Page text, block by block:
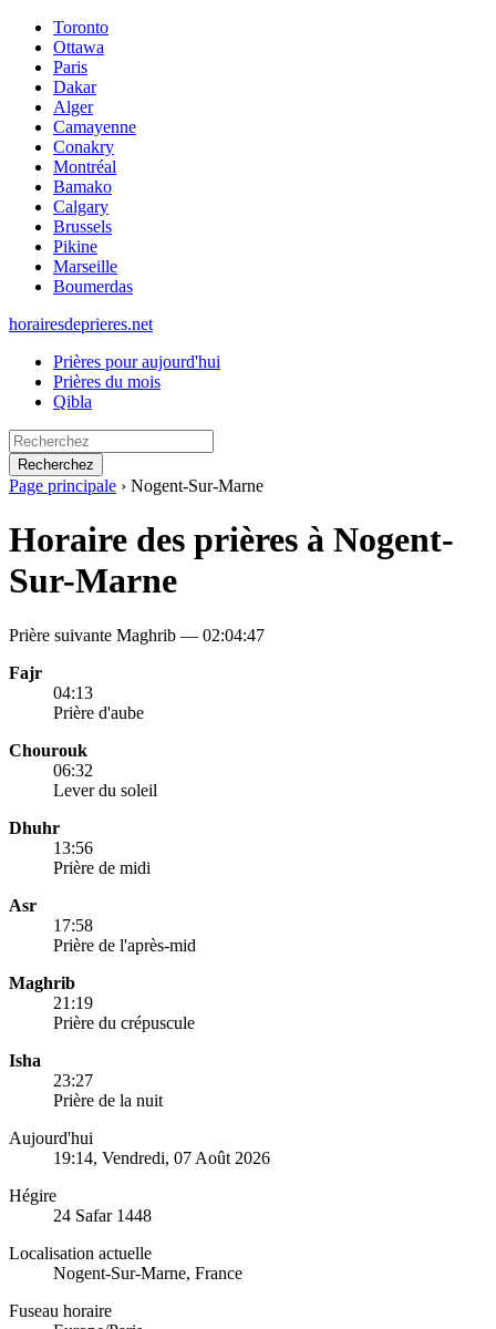
Toronto
Ottawa
Paris
Dakar
Alger
Camayenne
Conakry
Montréal
Bamako
Calgary
Brussels
Pikine
Marseille
Boumerdas
horairesdeprieres.net
Prières pour aujourd'hui
Prières du mois
Qibla
Recherchez
Page principale › Nogent-Sur-Marne
Horaire des prières à Nogent-
Sur-Marne
Prière suivante Maghrib — 02:04:47
Fajr
04:13
Prière d'aube
Chourouk
06:32
Lever du soleil
Dhuhr
13:56
Prière de midi
Asr
17:58
Prière de l'après-mid
Maghrib
21:19
Prière du crépuscule
Isha
23:27
Prière de la nuit
Aujourd'hui
19:14, Vendredi, 07 Août 2026
Hégire
24 Safar 1448
Localisation actuelle
Nogent-Sur-Marne, France
Fuseau horaire